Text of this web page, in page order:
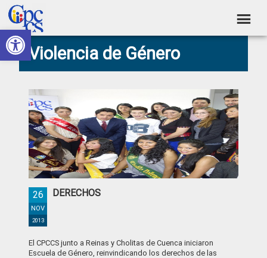
Abrir barra de herramientas
Skip
to
primary
navigation
Skip
to
main
content
Skip
to
primary
sidebar
Skip
to
footer
Consejo
de
Ciudadana
Control
Social
Construyendo
Poder
Ciudadano
Violencia de Género
DERECHOS
26
NOV
2013
El CPCCS junto a Reinas y Cholitas de Cuenca iniciaron
Escuela de Género, reinvindicando los derechos de las